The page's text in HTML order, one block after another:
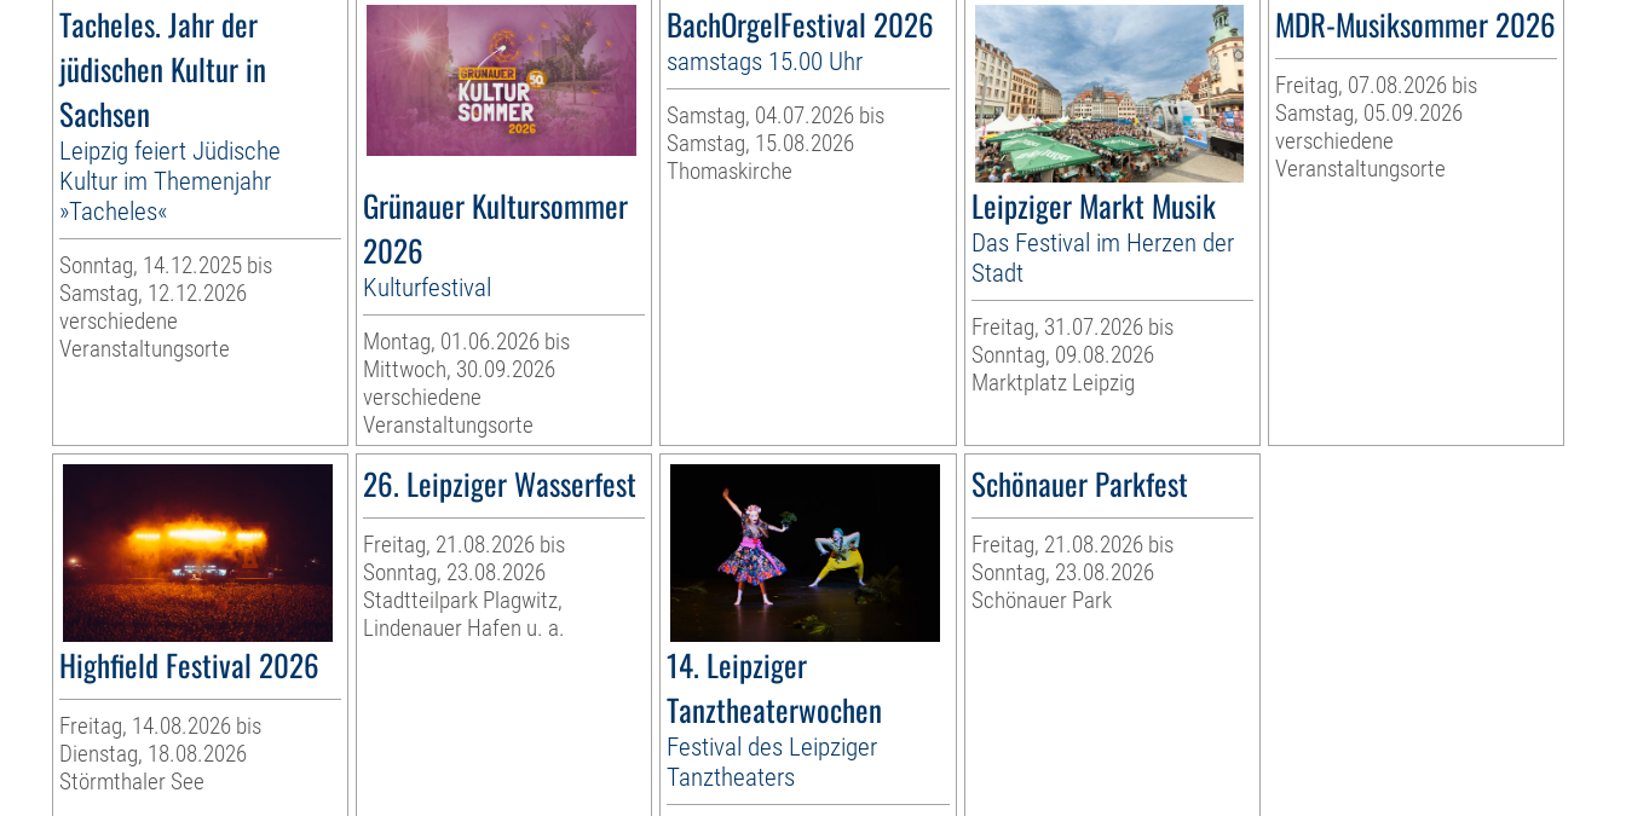
Tacheles. Jahr der
jüdischen Kultur in
Sachsen
Leipzig feiert Jüdische
Kultur im Themenjahr
»Tacheles«
Sonntag, 14.12.2025 bis
Samstag, 12.12.2026
verschiedene
Veranstaltungsorte
Grünauer Kultursommer
2026
Kulturfestival
Montag, 01.06.2026 bis
Mittwoch, 30.09.2026
verschiedene
Veranstaltungsorte
BachOrgelFestival 2026
samstags 15.00 Uhr
Samstag, 04.07.2026 bis
Samstag, 15.08.2026
Thomaskirche
Leipziger Markt Musik
Das Festival im Herzen der
Stadt
Freitag, 31.07.2026 bis
Sonntag, 09.08.2026
Marktplatz Leipzig
MDR-Musiksommer 2026
Freitag, 07.08.2026 bis
Samstag, 05.09.2026
verschiedene
Veranstaltungsorte
Highfield Festival 2026
Freitag, 14.08.2026 bis
Dienstag, 18.08.2026
Störmthaler See
26. Leipziger Wasserfest
Freitag, 21.08.2026 bis
Sonntag, 23.08.2026
Stadtteilpark Plagwitz,
Lindenauer Hafen u. a.
14. Leipziger
Tanztheaterwochen
Festival des Leipziger
Tanztheaters
Schönauer Parkfest
Freitag, 21.08.2026 bis
Sonntag, 23.08.2026
Schönauer Park